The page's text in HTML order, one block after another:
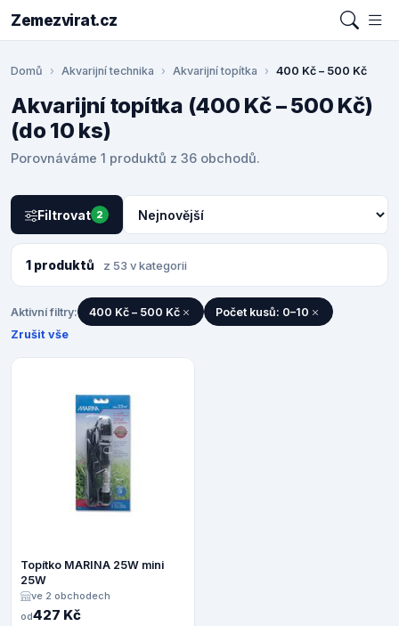
Zemezvirat.cz
Domů Akvarijní technika Akvarijní topítka 400 Kč – 500 Kč
Akvarijní topítka (400 Kč – 500 Kč)
(do 10 ks)
Porovnáváme 1 produktů z 36 obchodů.
Filtrovat 2
1 produktů z 53 v kategorii
Aktivní filtry: 400 Kč – 500 Kč
Počet kusů: 0–10
Zrušit vše
Topítko MARINA 25W mini
25W
ve 2 obchodech
od427 Kč